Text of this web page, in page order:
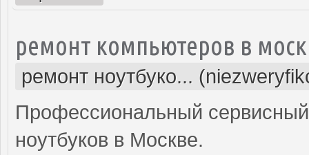
ремонт компьютеров в
ремонт ноутбуко...
Профессиональный
ноутбуков в Москве.